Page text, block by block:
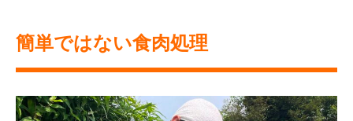
簡単ではない食肉処理